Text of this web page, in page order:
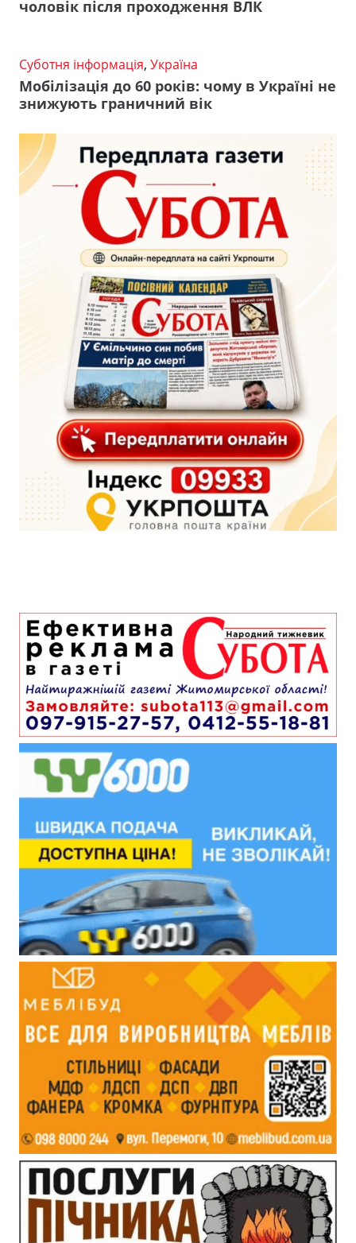
чоловік після проходження ВЛК
Суботня інформація, Україна
Мобілізація до 60 років: чому в Україні не
знижують граничний вік